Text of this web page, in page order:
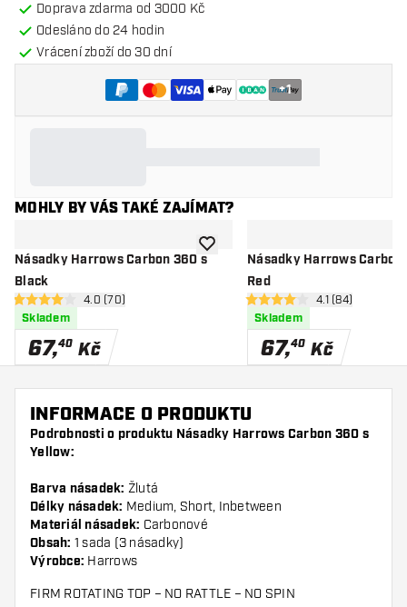
Doprava zdarma od 3000 Kč
Odesláno do 24 hodin
Vrácení zboží do 30 dní
+1
MOHLY BY VÁS TAKÉ ZAJÍMAT?
Násadky Harrows Carbon 360 s
Black
otevřít panel recenzí
4 hodnoticí hvězdičky
4.0 (70)
Skladem
67,40 Kč
Přidat do seznamu přání
Násadky Harrows Carbon
Red
otevřít panel
4.1 hodnoticí hvězdičky
4.1 (84)
Skladem
67,40 Kč
INFORMACE O PRODUKTU
Podrobnosti o produktu Násadky Harrows Carbon 360 s
Yellow:
Barva násadek: Žlutá
Délky násadek: Medium, Short, Inbetween
Materiál násadek: Carbonové
Obsah: 1 sada (3 násadky)
Výrobce: Harrows
FIRM ROTATING TOP – NO RATTLE – NO SPIN